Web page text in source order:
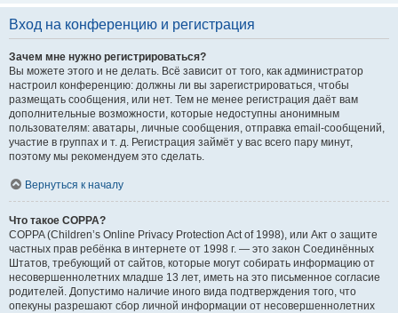
Вход на конференцию и регистрация
Зачем мне нужно регистрироваться?
Вы можете этого и не делать. Всё зависит от того, как администратор
настроил конференцию: должны ли вы зарегистрироваться, чтобы
размещать сообщения, или нет. Тем не менее регистрация даёт вам
дополнительные возможности, которые недоступны анонимным
пользователям: аватары, личные сообщения, отправка email-сообщений,
участие в группах и т. д. Регистрация займёт у вас всего пару минут,
поэтому мы рекомендуем это сделать.
Вернуться к началу
Что такое COPPA?
COPPA (Children’s Online Privacy Protection Act of 1998), или Акт о защите
частных прав ребёнка в интернете от 1998 г. — это закон Соединённых
Штатов, требующий от сайтов, которые могут собирать информацию от
несовершеннолетних младше 13 лет, иметь на это письменное согласие
родителей. Допустимо наличие иного вида подтверждения того, что
опекуны разрешают сбор личной информации от несовершеннолетних